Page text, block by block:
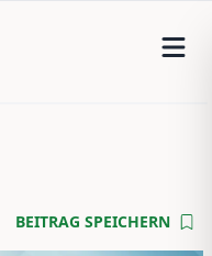
BEITRAG SPEICHERN